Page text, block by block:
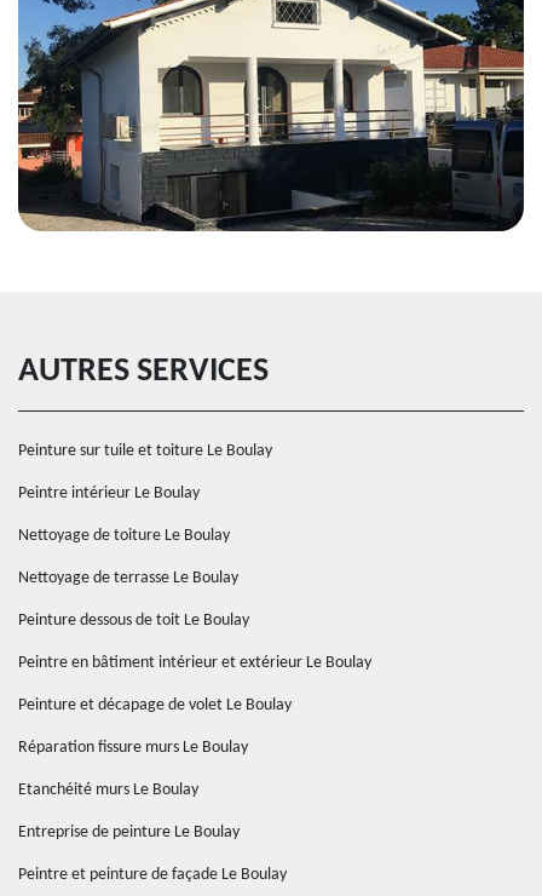
AUTRES SERVICES
Peinture sur tuile et toiture Le Boulay
Peintre intérieur Le Boulay
Nettoyage de toiture Le Boulay
Nettoyage de terrasse Le Boulay
Peinture dessous de toit Le Boulay
Peintre en bâtiment intérieur et extérieur Le Boulay
Peinture et décapage de volet Le Boulay
Réparation fissure murs Le Boulay
Etanchéité murs Le Boulay
Entreprise de peinture Le Boulay
Peintre et peinture de façade Le Boulay